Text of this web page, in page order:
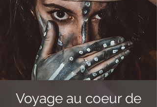
Voyage au coeur de